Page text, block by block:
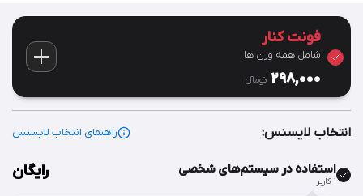
فونت کنار
شامل همه وزن ها
298,000 تومان‫ء‬
انتخاب لایسنس: راهنمای انتخاب لایسنس
استفاده در سیستم‌های شخصی
۱ کاربر
رایگان